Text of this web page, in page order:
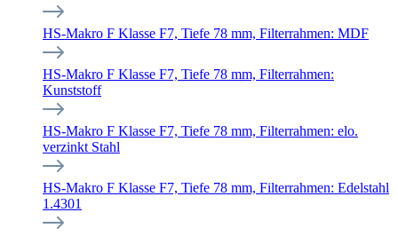
HS-Makro F Klasse F7, Tiefe 78 mm, Filterrahmen: MDF
HS-Makro F Klasse F7, Tiefe 78 mm, Filterrahmen:
Kunststoff
HS-Makro F Klasse F7, Tiefe 78 mm, Filterrahmen: elo.
verzinkt Stahl
HS-Makro F Klasse F7, Tiefe 78 mm, Filterrahmen: Edelstahl
1.4301